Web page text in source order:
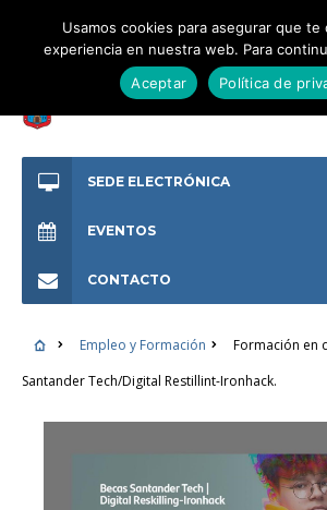
SEDE ELECTRÓNICA
EVENTOS
CONTACTO
Empleo y Formación
Formación en
Santander Tech/Digital Restillint-Ironhack.
Usamos cookies para asegurar que te
experiencia en nuestra web. Para
Aceptar
Política de